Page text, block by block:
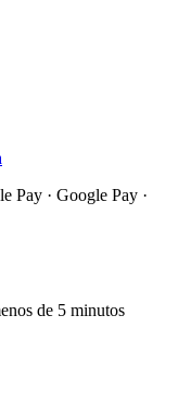
Pay · Google Pay ·
de 5 minutos